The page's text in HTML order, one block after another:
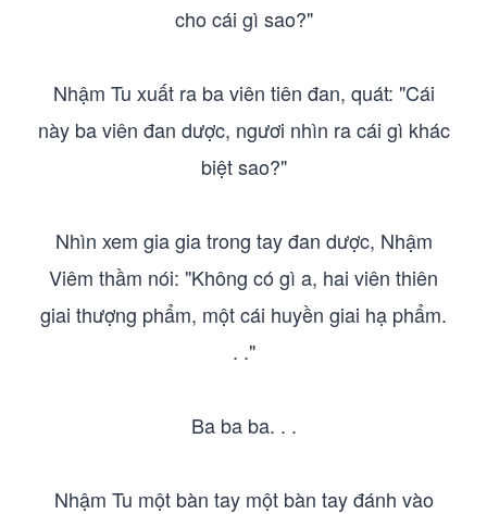
cho cái gì sao?"
Nhậm Tu xuất ra ba viên tiên đan, quát: "Cái
này ba viên đan dược, ngươi nhìn ra cái gì khác
biệt sao?"
Nhìn xem gia gia trong tay đan dược, Nhậm
Viêm thầm nói: "Không có gì a, hai viên thiên
giai thượng phẩm, một cái huyền giai hạ phẩm.
. ."
Ba ba ba. . .
Nhậm Tu một bàn tay một bàn tay đánh vào